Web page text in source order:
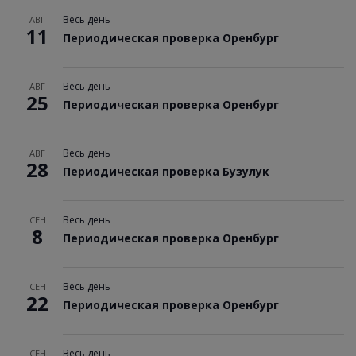
АВГ
11
Весь день
Периодическая проверка Оренбург
АВГ
25
Весь день
Периодическая проверка Оренбург
АВГ
28
Весь день
Периодическая проверка Бузулук
СЕН
8
Весь день
Периодическая проверка Оренбург
СЕН
22
Весь день
Периодическая проверка Оренбург
СЕН Весь день